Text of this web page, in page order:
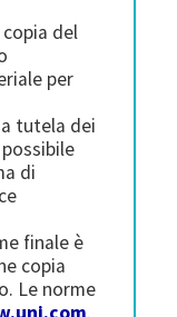
del
per
tutela dei
di
finale è
copia
Le norme